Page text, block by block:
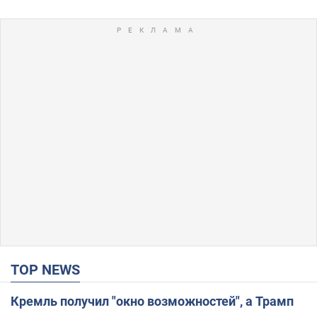
TOP NEWS
Кремль получил "окно возможностей", а Трамп